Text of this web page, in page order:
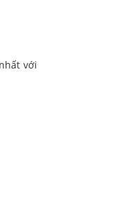
với